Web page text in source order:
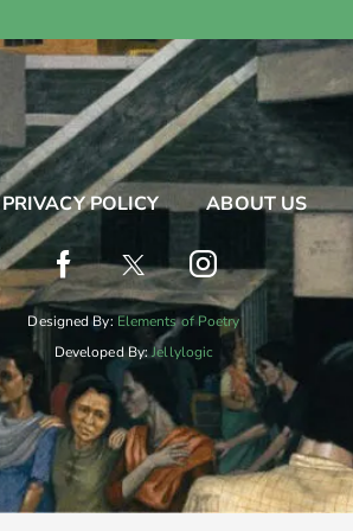
PRIVACY POLICY ABOUT US
Designed By:Elements of Poetry
Developed By:Jellylogic